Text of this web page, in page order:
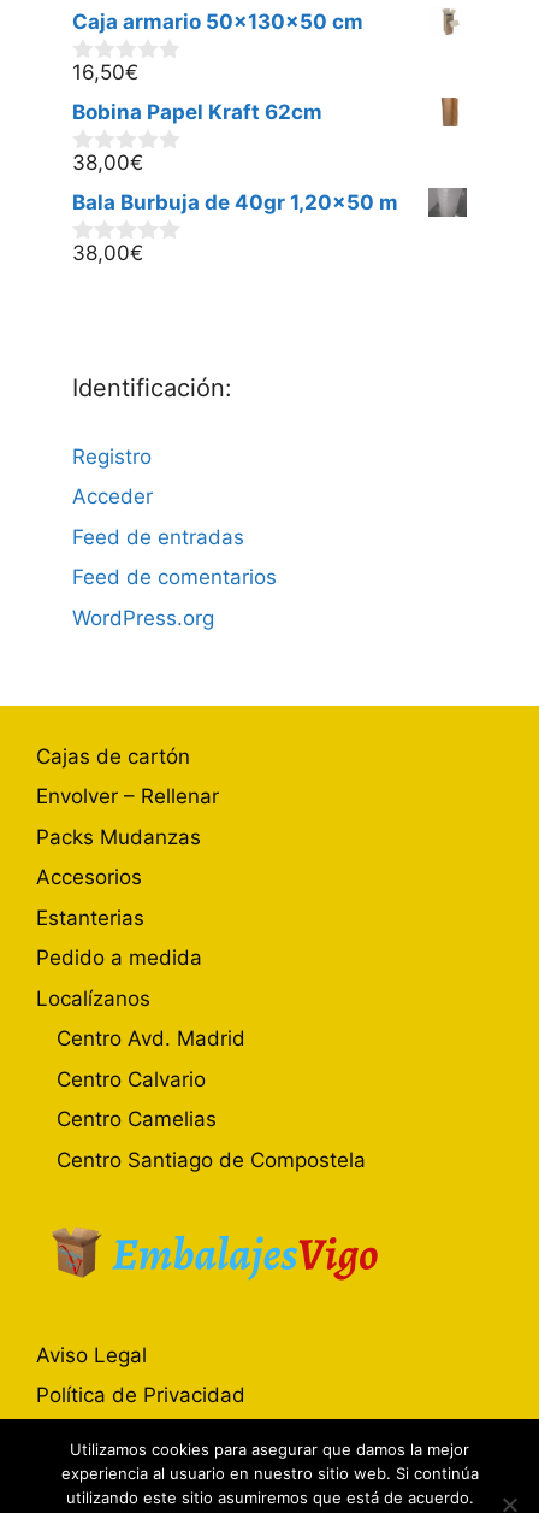
e
5
Caja armario 50x130x50 cm
0
e
5
16,50€
Bobina Papel Kraft 62cm
0
e
5
38,00€
Bala Burbuja de 40gr 1,20x50 m
0
38,00€
Identificación:
Registro
Acceder
Feed de entradas
Feed de comentarios
WordPress.org
Cajas de cartón
Envolver – Rellenar
Packs Mudanzas
Accesorios
Estanterias
Pedido a medida
Localízanos
Centro Avd. Madrid
Centro Calvario
Centro Camelias
Centro Santiago de Compostela
Aviso Legal
Política de Privacidad
Utilizamos cookies para asegurar que damos la mejor
experiencia al usuario en nuestro sitio web. Si continúa
utilizando este sitio asumiremos que está de acuerdo.